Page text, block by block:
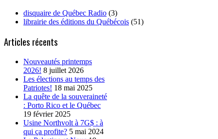
disquaire de Québec Radio (3)
librairie des éditions du Québécois (51)
Articles récents
Nouveautés printemps
2026! 8 juillet 2026
Les élections au temps des
Patriotes! 18 mai 2025
La quête de la souveraineté
: Porto Rico et le Québec
19 février 2025
Usine Northvolt à 7G$ : à
qui ça profite? 5 mai 2024